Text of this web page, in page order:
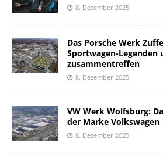
8. Dezember 2025
Das Porsche Werk
Sportwagen-Legenden
zusammentreffen
8. Dezember 2025
VW Werk Wolfsburg:
der Marke Volkswagen
8. Dezember 2025